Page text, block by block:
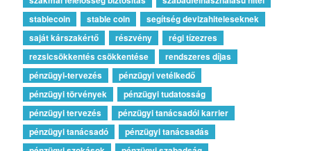
stablecoin
stable coin
segítség devizahiteleseknek
saját kárszakértő
részvény
régi tízezres
rezsicsökkentés csökkentése
rendszeres díjas
pénzügyi-tervezés
pénzügyi vetélkedő
pénzügyi törvények
pénzügyi tudatosság
pénzügyi tervezés
pénzügyi tanácsadói karrier
pénzügyi tanácsadó
pénzügyi tanácsadás